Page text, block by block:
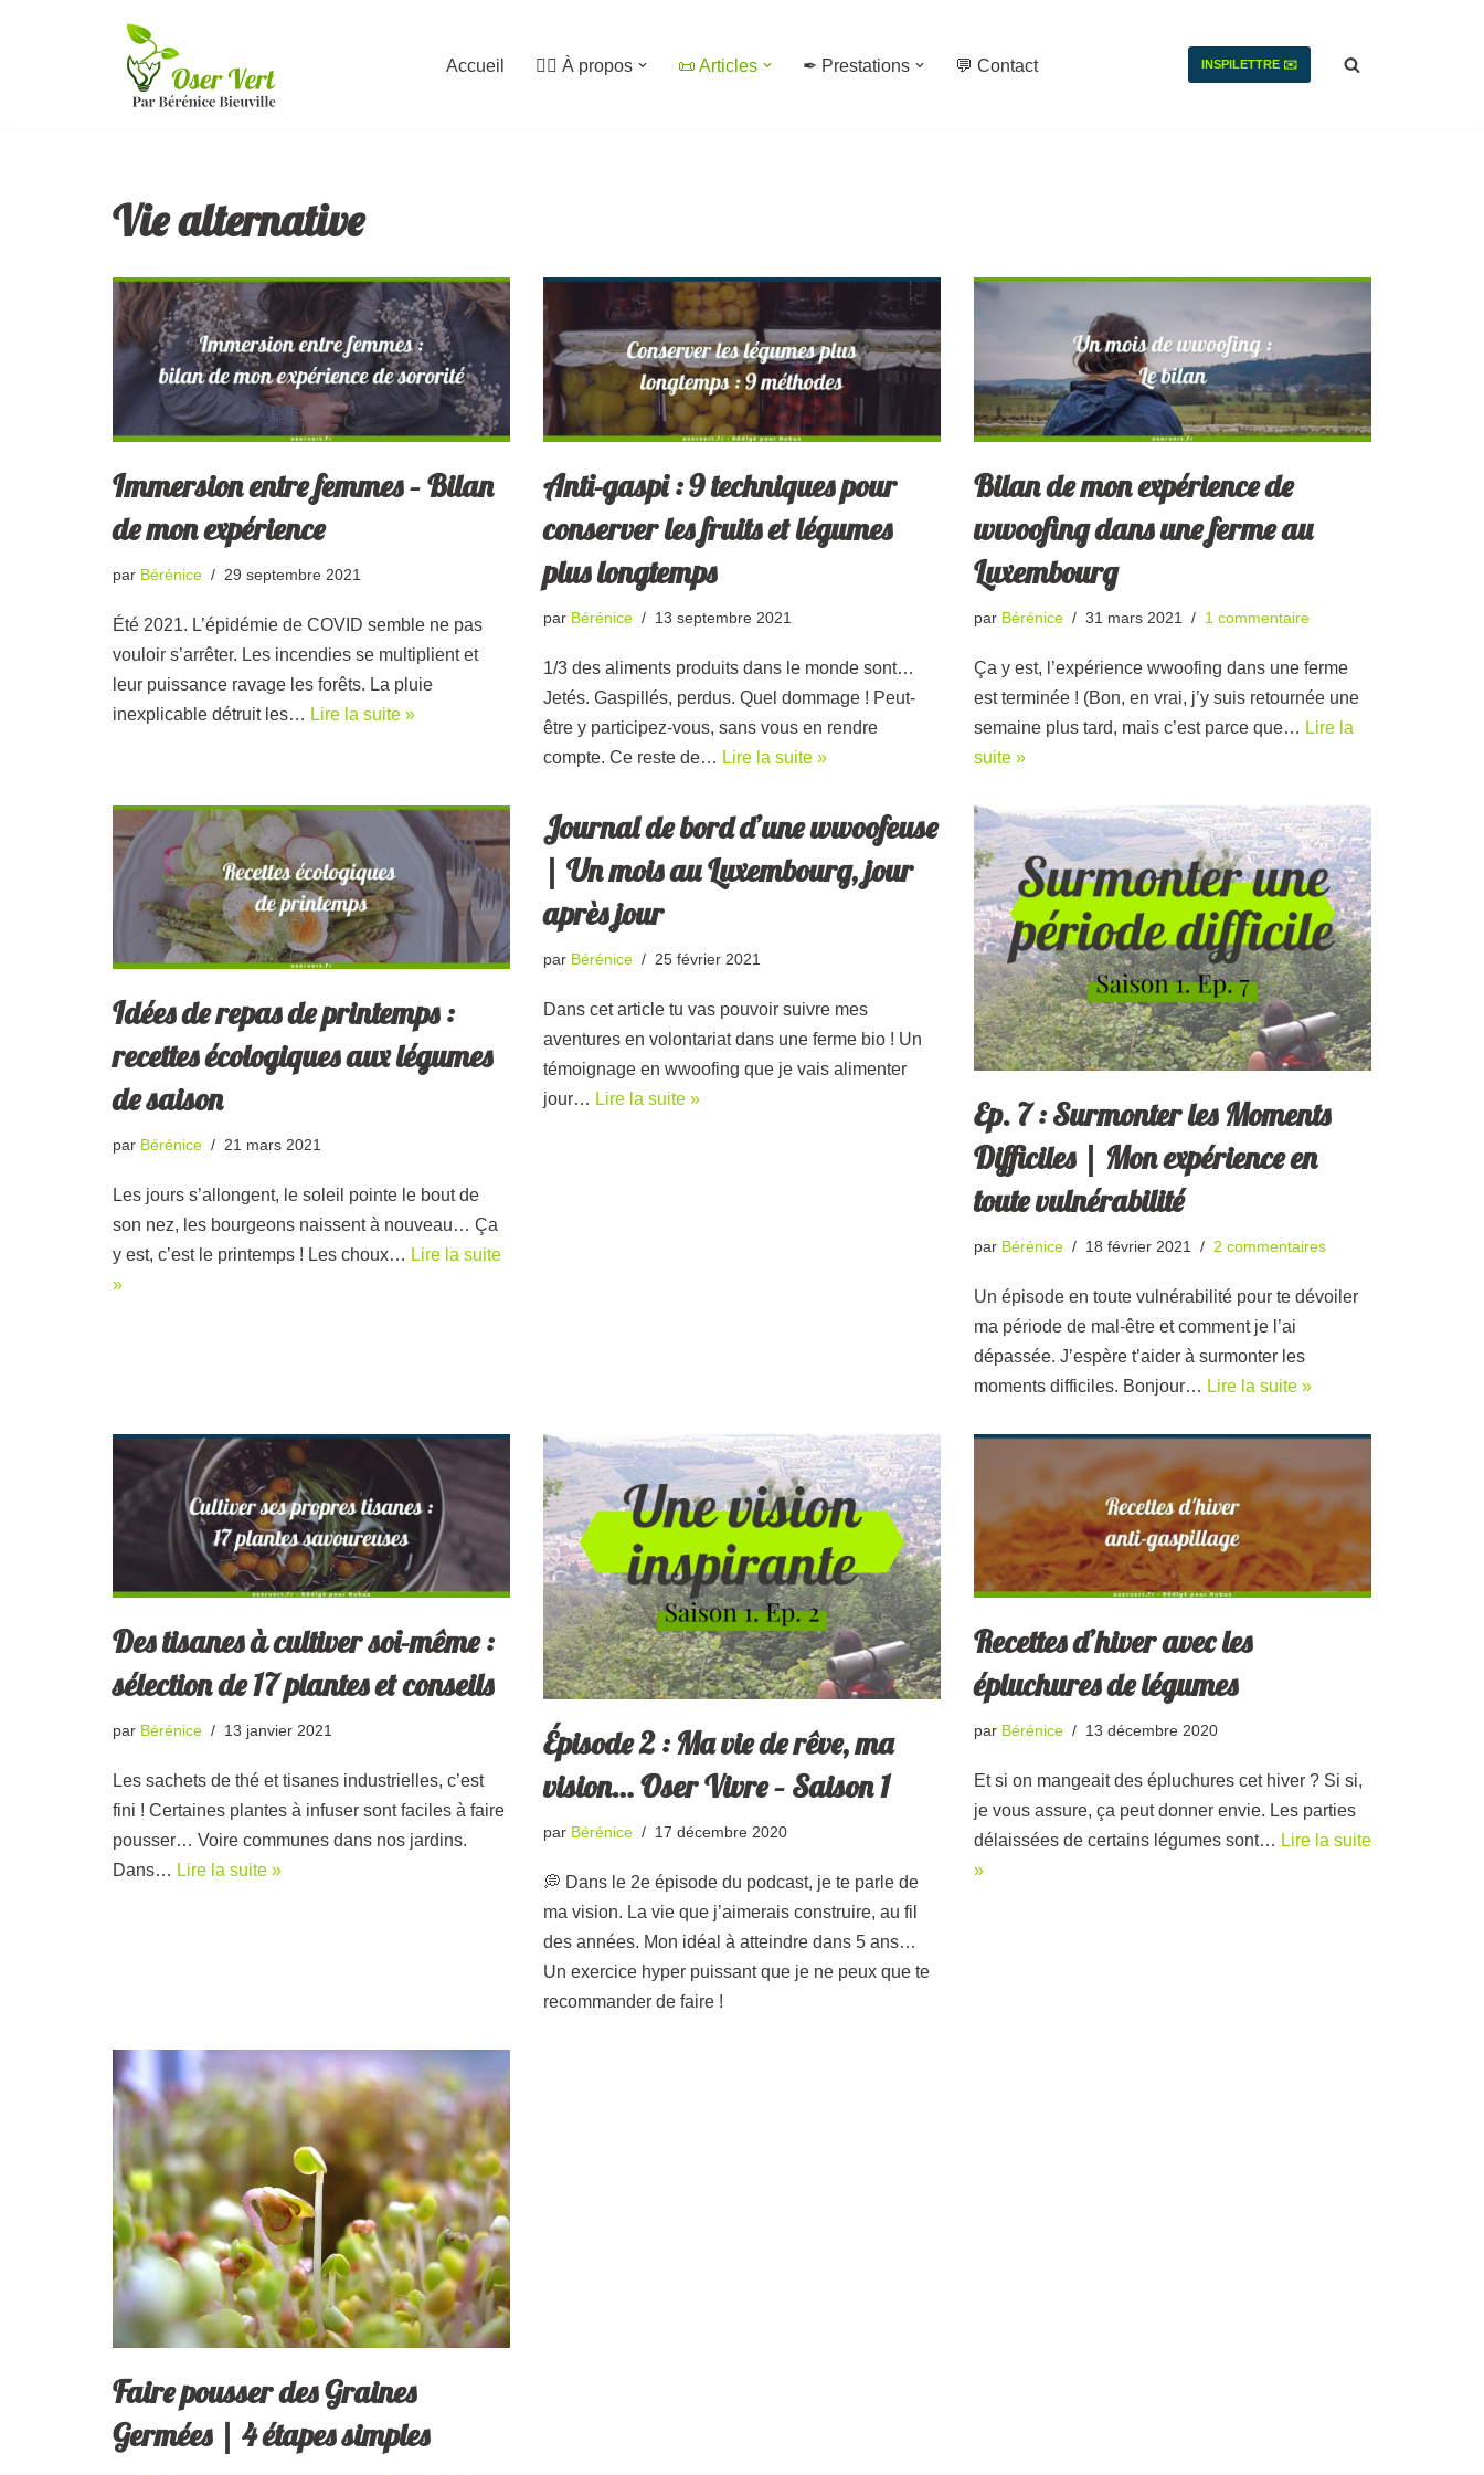
Accueil 🙋‍♀️ À propos 📜 Articles ✒ Prestations 💬 Contact INSPILETTRE ✉️
Vie alternative
Immersion entre femmes – Bilan
de mon expérience
par Bérénice 29 septembre 2021
Été 2021. L’épidémie de COVID semble ne pas
vouloir s’arrêter. Les incendies se multiplient et
leur puissance ravage les forêts. La pluie
inexplicable détruit les… Lire la suite »
Anti-gaspi : 9 techniques pour
conserver les fruits et légumes
plus longtemps
par Bérénice 13 septembre 2021
1/3 des aliments produits dans le monde sont…
Jetés. Gaspillés, perdus. Quel dommage ! Peut-
être y participez-vous, sans vous en rendre
compte. Ce reste de… Lire la suite »
Bilan de mon expérience de
wwoofing dans une ferme au
Luxembourg
par Bérénice 31 mars 2021 1 commentaire
Ça y est, l’expérience wwoofing dans une ferme
est terminée ! (Bon, en vrai, j’y suis retournée une
semaine plus tard, mais c’est parce que… Lire la
suite »
Idées de repas de printemps :
recettes écologiques aux légumes
de saison
par Bérénice 21 mars 2021
Les jours s’allongent, le soleil pointe le bout de
son nez, les bourgeons naissent à nouveau… Ça
y est, c’est le printemps ! Les choux… Lire la suite
»
Journal de bord d’une wwoofeuse
| Un mois au Luxembourg, jour
après jour
par Bérénice 25 février 2021
Dans cet article tu vas pouvoir suivre mes
aventures en volontariat dans une ferme bio ! Un
témoignage en wwoofing que je vais alimenter
jour… Lire la suite »
Ep. 7 : Surmonter les Moments
Difficiles | Mon expérience en
toute vulnérabilité
par Bérénice 18 février 2021 2 commentaires
Un épisode en toute vulnérabilité pour te dévoiler
ma période de mal-être et comment je l’ai
dépassée. J’espère t’aider à surmonter les
moments difficiles. Bonjour… Lire la suite »
Des tisanes à cultiver soi-même :
sélection de 17 plantes et conseils
par Bérénice 13 janvier 2021
Les sachets de thé et tisanes industrielles, c’est
fini ! Certaines plantes à infuser sont faciles à faire
pousser… Voire communes dans nos jardins.
Dans… Lire la suite »
Épisode 2 : Ma vie de rêve, ma
vision… Oser Vivre – Saison 1
par Bérénice 17 décembre 2020
💭 Dans le 2e épisode du podcast, je te parle de
ma vision. La vie que j’aimerais construire, au fil
des années. Mon idéal à atteindre dans 5 ans…
Un exercice hyper puissant que je ne peux que te
recommander de faire !
Recettes d’hiver avec les
épluchures de légumes
par Bérénice 13 décembre 2020
Et si on mangeait des épluchures cet hiver ? Si si,
je vous assure, ça peut donner envie. Les parties
délaissées de certains légumes sont… Lire la suite
»
Faire‌ ‌pousser‌ ‌des‌ ‌Graines‌
‌Germées‌ ‌|‌ ‌4‌ ‌étapes‌ ‌simples‌